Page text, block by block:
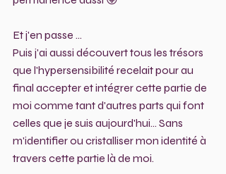
Et j'en passe ...
Puis j'ai aussi découvert tous les trésors
que l'hypersensibilité recelait pour au
final accepter et intégrer cette partie de
moi comme tant d'autres parts qui font
celles que je suis aujourd'hui... Sans
m'identifier ou cristalliser mon identité à
travers cette partie là de moi.